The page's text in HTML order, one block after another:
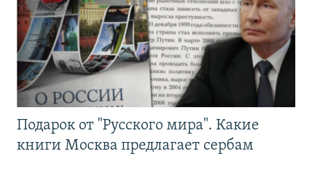
Подарок от "Русского мира". Какие
книги Москва предлагает сербам